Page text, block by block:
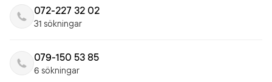
072-227 32 02
31 sökningar
079-150 53 85
6 sökningar